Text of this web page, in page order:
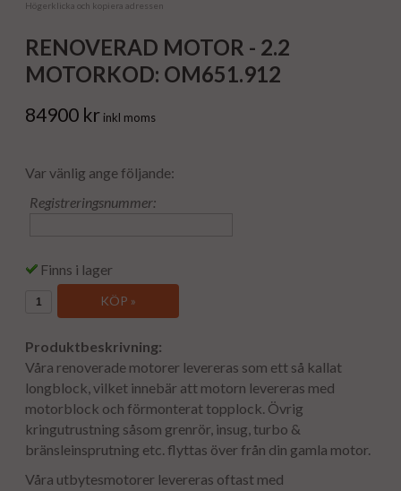
Högerklicka och kopiera adressen
RENOVERAD MOTOR - 2.2
MOTORKOD: OM651.912
84900 kr inkl moms
Var vänlig ange följande:
Registreringsnummer:
Finns i lager
KÖP »
Produktbeskrivning:
Våra renoverade motorer levereras som ett så kallat
longblock, vilket innebär att motorn levereras med
motorblock och förmonterat topplock. Övrig
kringutrustning såsom grenrör, insug, turbo &
bränsleinsprutning etc. flyttas över från din gamla motor.
Våra utbytesmotorer levereras oftast med